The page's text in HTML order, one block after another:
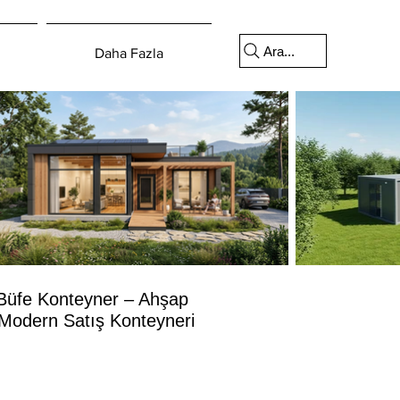
Daha Fazla Ara...
Konteyner – Ahşap
Satış Konteyneri